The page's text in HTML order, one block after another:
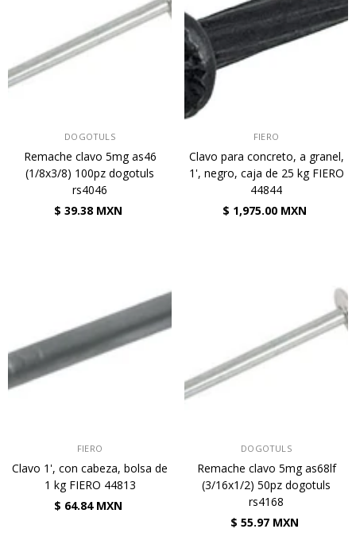
DOGOTULS
Remache clavo 5mg as46
(1/8x3/8) 100pz dogotuls
rs4046
$ 39.38 MXN
FIERO
Clavo para concreto, a granel,
1', negro, caja de 25 kg FIERO
44844
$ 1,975.00 MXN
FIERO
Clavo 1', con cabeza, bolsa de
1 kg FIERO 44813
$ 64.84 MXN
DOGOTULS
Remache clavo 5mg as68lf
(3/16x1/2) 50pz dogotuls
rs4168
$ 55.97 MXN